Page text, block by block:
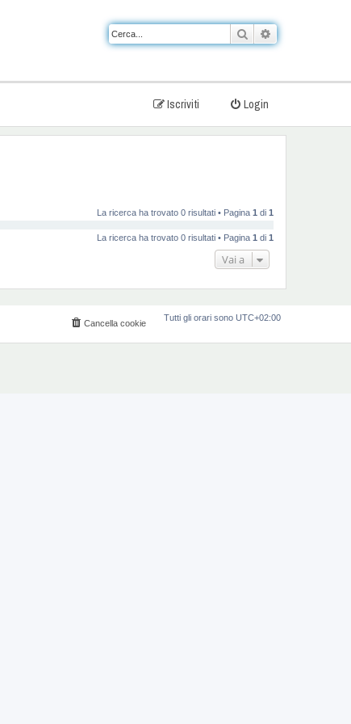
Cerca
Login
Iscriviti
La ricerca ha trovato 0 risultati • Pagina 1 di 1
La ricerca ha trovato 0 risultati • Pagina 1 di 1
Vai a
Tutti gli orari sono UTC+02:00
Cancella cookie